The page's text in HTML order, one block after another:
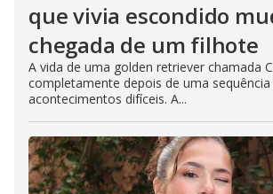
que vivia escondido
chegada de um filhote
A vida de uma golden retriever chamada
completamente depois de uma sequência
acontecimentos difíceis. A...